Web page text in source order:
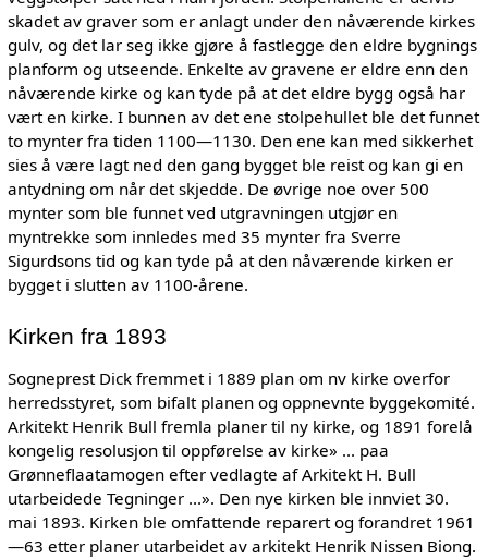
skadet av graver som er anlagt under den nåværende kirkes
gulv, og det lar seg ikke gjøre å fastlegge den eldre bygnings
planform og utseende. Enkelte av gravene er eldre enn den
nåværende kirke og kan tyde på at det eldre bygg også har
vært en kirke. I bunnen av det ene stolpehullet ble det funnet
to mynter fra tiden 1100—1130. Den ene kan med sikkerhet
sies å være lagt ned den gang bygget ble reist og kan gi en
antydning om når det skjedde. De øvrige noe over 500
mynter som ble funnet ved utgravningen utgjør en
myntrekke som innledes med 35 mynter fra Sverre
Sigurdsons tid og kan tyde på at den nåværende kirken er
bygget i slutten av 1100-årene.
Kirken fra 1893
Sogneprest Dick fremmet i 1889 plan om nv kirke overfor
herredsstyret, som bifalt planen og oppnevnte byggekomité.
Arkitekt Henrik Bull fremla planer til ny kirke, og 1891 forelå
kongelig resolusjon til oppførelse av kirke» ... paa
Grønneflaatamogen efter vedlagte af Arkitekt H. Bull
utarbeidede Tegninger ...». Den nye kirken ble innviet 30.
mai 1893. Kirken ble omfattende reparert og forandret 1961
—63 etter planer utarbeidet av arkitekt Henrik Nissen Biong.